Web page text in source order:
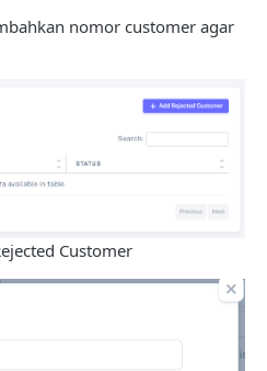
Button
nomor customer agar
Customer